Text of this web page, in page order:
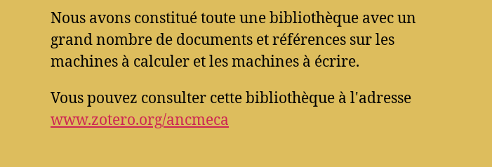
Nous avons constitué toute une bibliothèque avec un
grand nombre de documents et références sur les
machines à calculer et les machines à écrire.
Vous pouvez consulter cette bibliothèque à l'adresse
www.zotero.org/ancmeca